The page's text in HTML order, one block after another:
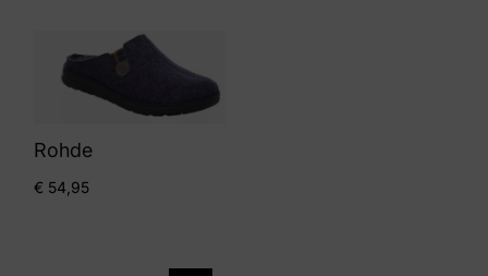
Rohde
€ 54,95